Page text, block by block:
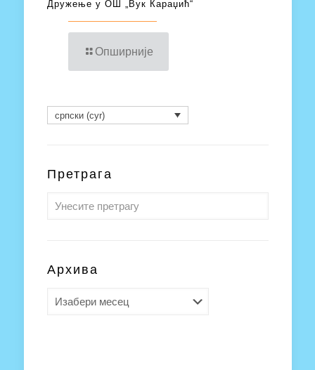
Дружење у ОШ „Вук Караџић“
Опширније
српски (cyr)
Претрага
Архива